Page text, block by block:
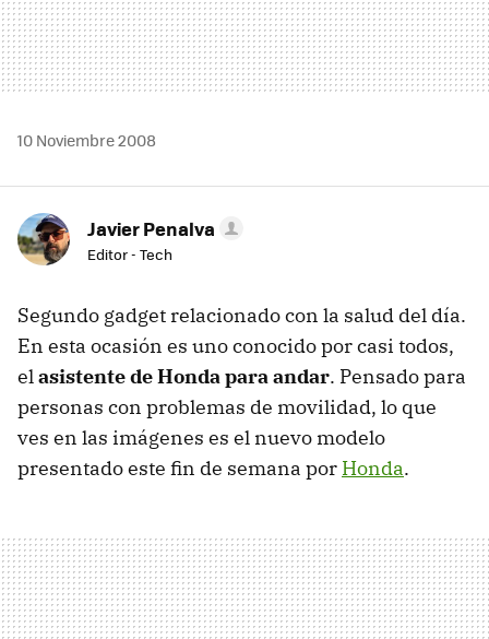
10 Noviembre 2008
Javier Penalva
Editor - Tech
Segundo gadget relacionado con la salud del día.
En esta ocasión es uno conocido por casi todos,
elasistente de Honda para andar. Pensado para
personas con problemas de movilidad, lo que
ves en las imágenes es el nuevo modelo
presentado este fin de semana por Honda.